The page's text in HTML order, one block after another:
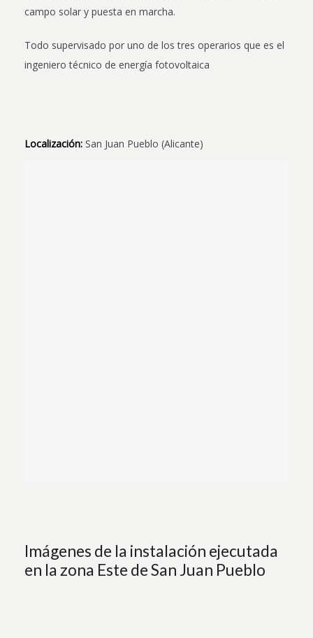
campo solar y puesta en marcha.
Todo supervisado por uno de los tres operarios que es el
ingeniero técnico de energía fotovoltaica
Localización: San Juan Pueblo (Alicante)
Imágenes de la instalación ejecutada
en la zona Este de San Juan Pueblo